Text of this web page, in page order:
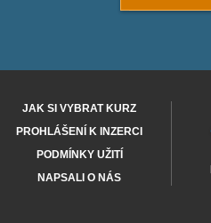
JAK SI VYBRAT KURZ
PROHLÁŠENÍ K INZERCI
PODMÍNKY UŽITÍ
NAPSALI O NÁS